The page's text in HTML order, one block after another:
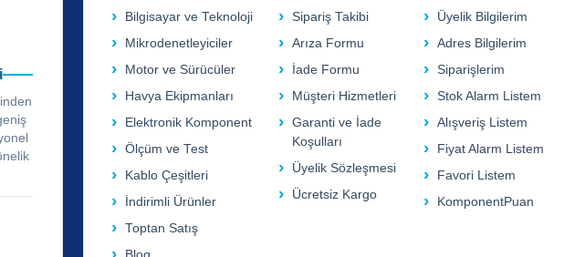
Bilgisayar ve Teknoloji
Mikrodenetleyiciler
Motor ve Sürücüler
Havya Ekipmanları
Elektronik Komponent
Ölçüm ve Test
Kablo Çeşitleri
İndirimli Ürünler
Toptan Satış
Sipariş Takibi
Arıza Formu
İade Formu
Müşteri Hizmetleri
Garanti ve İade
Koşulları
Üyelik Sözleşmesi
Ücretsiz Kargo
Üyelik Bilgilerim
Adres Bilgilerim
Siparişlerim
Stok Alarm Listem
Alışveriş Listem
Fiyat Alarm Listem
Favori Listem
KomponentPuan